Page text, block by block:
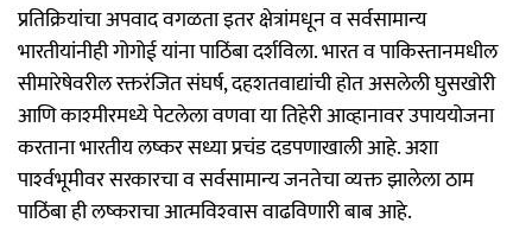
प्रतिक्रियांचा अपवाद वगळता इतर क्षेत्रांमधून व सर्वसामान्य
भारतीयांनीही गोगोई यांना पाठिंबा दर्शविला. भारत व पाकिस्तानमधील
सीमारेषेवरील रक्तरंजित संघर्ष, दहशतवाद्यांची होत असलेली घुसखोरी
आणि काश्‍मीरमध्ये पेटलेला वणवा या तिहेरी आव्हानावर उपाययोजना
करताना भारतीय लष्कर सध्या प्रचंड दडपणाखाली आहे. अशा
पार्श्‍वभूमीवर सरकारचा व सर्वसामान्य जनतेचा व्यक्त झालेला ठाम
पाठिंबा ही लष्कराचा आत्मविश्‍वास वाढविणारी बाब आहे.